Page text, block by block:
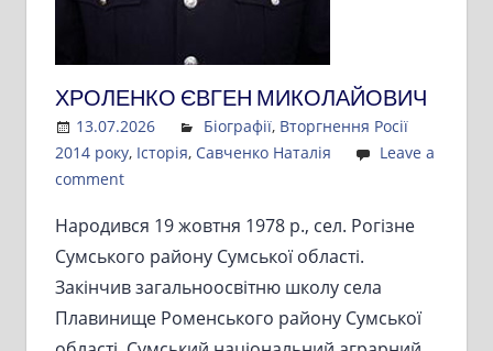
ХРОЛЕНКО ЄВГЕН МИКОЛАЙОВИЧ
13.07.2026 Admin
Біографії, Вторгнення Росії
2014 року, Історія, Савченко Наталія
Leave a
comment
Народився 19 жовтня 1978 р., сел. Рогізне
Сумського району Сумської області.
Закінчив загальноосвітню школу села
Плавинище Роменського району Сумської